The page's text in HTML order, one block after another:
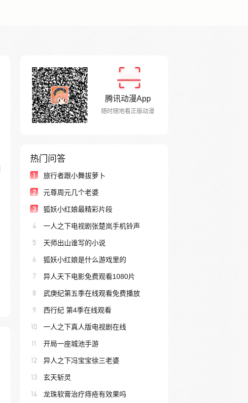
腾讯动漫App
随时随地看正版动漫
热门问答
1 旅行者跟小舞拔萝卜
2 元尊周元几个老婆
3 狐妖小红娘最精彩片段
4 一人之下电视剧张楚岚手机铃声
5 天师出山谁写的小说
6 狐妖小红娘是什么游戏里的
7 异人天下电影免费观看1080片
8 武庚纪第五季在线观看免费播放
9 西行纪 第4季在线观看
10 一人之下真人版电视剧在线
11 开局一座城池手游
12 异人之下冯宝宝徐三老婆
13 玄天斩灵
14 龙珠软膏治疗痔疮有效果吗